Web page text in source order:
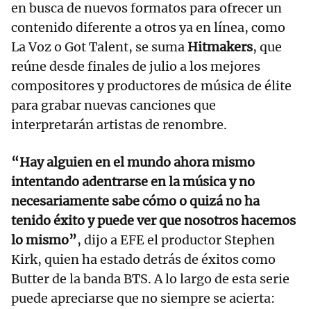
en busca de nuevos formatos para ofrecer un
contenido diferente a otros ya en línea, como
La Voz o Got Talent, se suma Hitmakers, que
reúne desde finales de julio a los mejores
compositores y productores de música de élite
para grabar nuevas canciones que
interpretarán artistas de renombre.
“Hay alguien en el mundo ahora mismo
intentando adentrarse en la música y no
necesariamente sabe cómo o quizá no ha
tenido éxito y puede ver que nosotros hacemos
lo mismo”, dijo a EFE el productor Stephen
Kirk, quien ha estado detrás de éxitos como
Butter de la banda BTS. A lo largo de esta serie
puede apreciarse que no siempre se acierta: